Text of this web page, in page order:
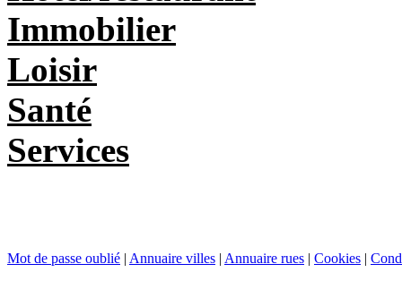
Immobilier
Loisir
Santé
Services
Mot de passe oublié | Annuaire villes | Annuaire rues | Cookies |